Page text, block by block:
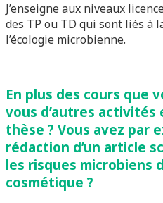
J’enseigne aux niveaux
des TP ou TD qui sont liés à
l’écologie microbienne.
En plus des cours que
vous d’autres
thèse ? Vous avez par
rédaction d’un article
les risques microbiens
cosmétique ?